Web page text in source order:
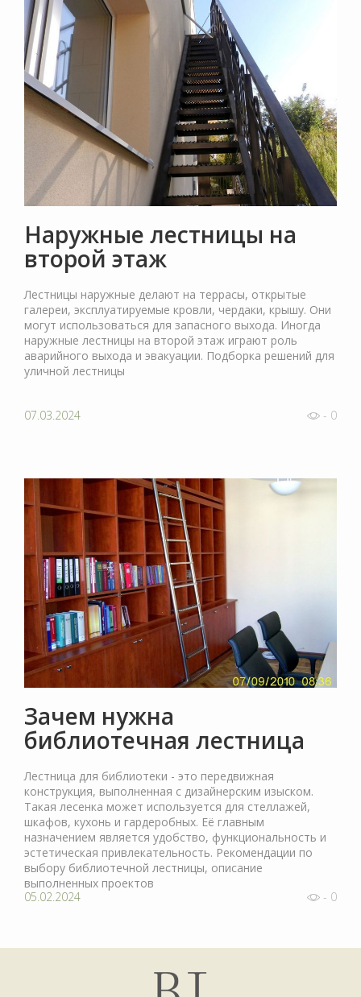
Наружные лестницы на
второй этаж
Лестницы наружные делают на террасы, открытые
галереи, эксплуатируемые кровли, чердаки, крышу. Они
могут использоваться для запасного выхода. Иногда
наружные лестницы на второй этаж играют роль
аварийного выхода и эвакуации. Подборка решений для
уличной лестницы
07.03.2024 - 0
Зачем нужна
библиотечная лестница
Лестница для библиотеки - это передвижная
конструкция, выполненная с дизайнерским изыском.
Такая лесенка может используется для стеллажей,
шкафов, кухонь и гардеробных. Её главным
назначением является удобство, функциональность и
эстетическая привлекательность. Рекомендации по
выбору библиотечной лестницы, описание
выполненных проектов
05.02.2024
- 0